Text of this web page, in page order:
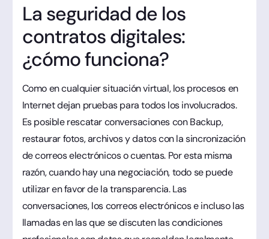
La seguridad de los
contratos digitales:
¿cómo funciona?
Como en cualquier situación virtual, los procesos en
Internet dejan pruebas para todos los involucrados.
Es posible rescatar conversaciones con Backup,
restaurar fotos, archivos y datos con la sincronización
de correos electrónicos o cuentas. Por esta misma
razón, cuando hay una negociación, todo se puede
utilizar en favor de la transparencia. Las
conversaciones, los correos electrónicos e incluso las
llamadas en las que se discuten las condiciones